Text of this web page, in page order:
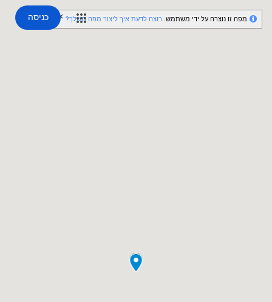
כניסה מפה זו נוצרה על ידי משתמש. רוצה לדעת איך ליצור מפה משלך?